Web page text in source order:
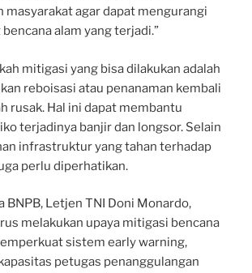
masyarakat agar dapat mengurangi
alam yang terjadi.”
mitigasi yang bisa dilakukan adalah
reboisasi atau penanaman kembali
rusak. Hal ini dapat membantu
terjadinya banjir dan longsor. Selain
infrastruktur yang tahan terhadap
perlu diperhatikan.
BNPB, Letjen TNI Doni Monardo,
melakukan upaya mitigasi bencana
sistem early warning,
petugas penanggulangan